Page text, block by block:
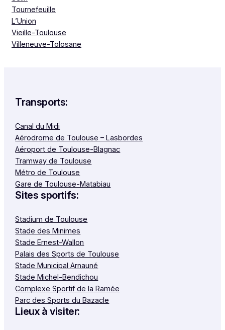
Tournefeuille
L’Union
Vieille-Toulouse
Villeneuve-Tolosane
Transports:
Canal du Midi
Aérodrome de Toulouse – Lasbordes
Aéroport de Toulouse-Blagnac
Tramway de Toulouse
Métro de Toulouse
Gare de Toulouse-Matabiau
Sites sportifs:
Stadium de Toulouse
Stade des Minimes
Stade Ernest-Wallon
Palais des Sports de Toulouse
Stade Municipal Arnauné
Stade Michel-Bendichou
Complexe Sportif de la Ramée
Parc des Sports du Bazacle
Lieux à visiter: